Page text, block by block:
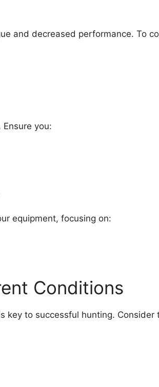
and decreased performance. To
you:
equipment, focusing on:
Conditions
to successful hunting. Consider